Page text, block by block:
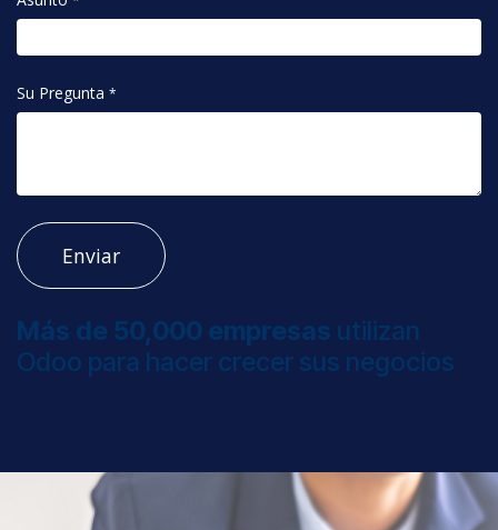
Su Pregunta *
Enviar
Más de 50,000 empresas utilizan
Odoo para hacer crecer sus negocios